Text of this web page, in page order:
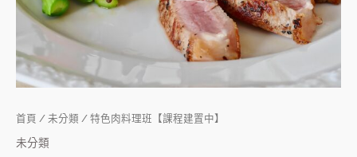
首頁 / 未分類 / 特色肉料理班【課程建置中】
未分類
程
置
中】
量